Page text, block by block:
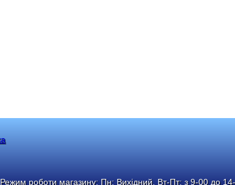
Режим роботи магазину: Пн: Вихідний, Вт-Пт: з 9-00 до